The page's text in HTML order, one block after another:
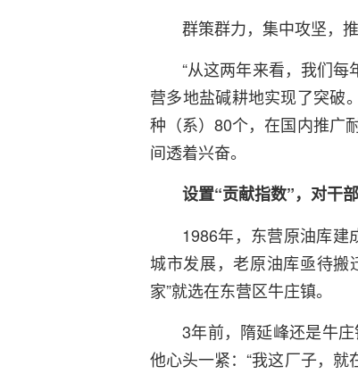
群策群力，集中攻坚，
“从这两年来看，我们
营多地盐碱耕地实现了突破
种（系）80个，在国内推广
间透着兴奋。
设置“贡献指数”，对干
1986年，东营原油库建
城市发展，老原油库亟待搬
家”就选在东营区牛庄镇。
3年前，隋延峰还是牛庄
他心头一紧：“我这厂子，